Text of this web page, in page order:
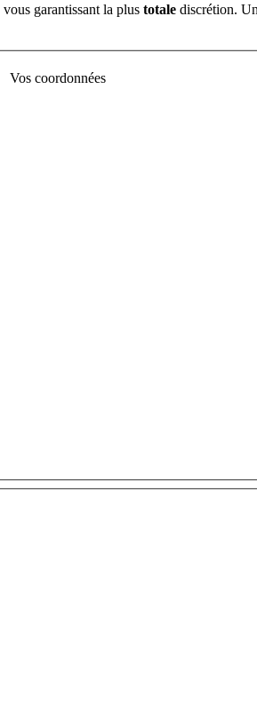
garantissant la plus totale discrétion.
Vos coordonnées